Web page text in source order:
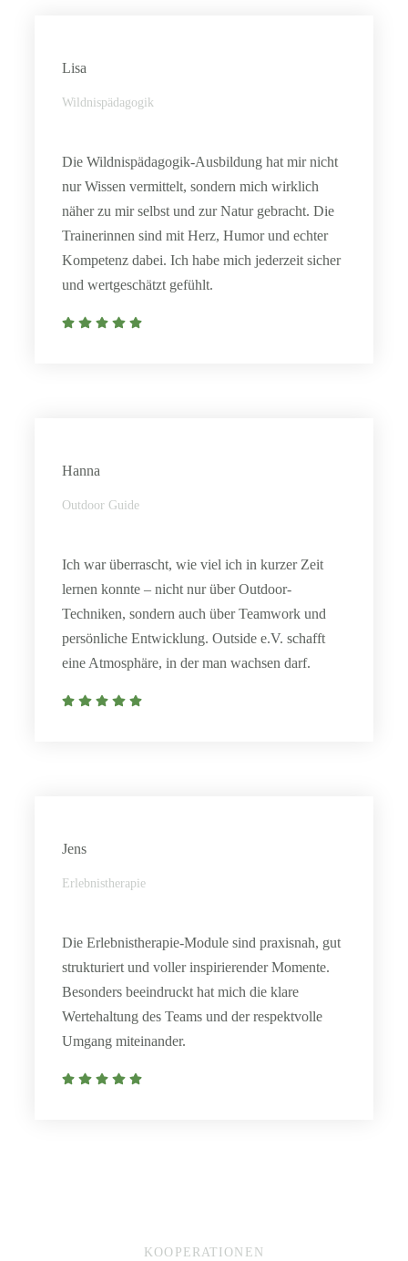
Lisa
Wildnispädagogik
Die Wildnispädagogik-Ausbildung hat mir nicht
nur Wissen vermittelt, sondern mich wirklich
näher zu mir selbst und zur Natur gebracht. Die
Trainerinnen sind mit Herz, Humor und echter
Kompetenz dabei. Ich habe mich jederzeit sicher
und wertgeschätzt gefühlt.
Hanna
Outdoor Guide
Ich war überrascht, wie viel ich in kurzer Zeit
lernen konnte – nicht nur über Outdoor-
Techniken, sondern auch über Teamwork und
persönliche Entwicklung. Outside e.V. schafft
eine Atmosphäre, in der man wachsen darf.
Jens
Erlebnistherapie
Die Erlebnistherapie-Module sind praxisnah, gut
strukturiert und voller inspirierender Momente.
Besonders beeindruckt hat mich die klare
Wertehaltung des Teams und der respektvolle
Umgang miteinander.
KOOPERATIONEN